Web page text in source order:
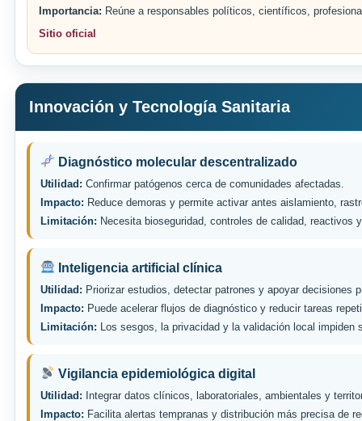
Importancia: Reúne a responsables políticos, científicos,
Sitio oficial
Innovación y Tecnología Sanitaria
Diagnóstico molecular descentralizado
Utilidad: Confirmar patógenos cerca de comunidades afectadas.
Impacto: Reduce demoras y permite activar antes aislamiento,
Limitación: Necesita bioseguridad, controles de calidad, reactivos
Inteligencia artificial clínica
Utilidad: Priorizar estudios, detectar patrones y apoyar decisiones
Impacto: Puede acelerar flujos de diagnóstico y reducir tareas
Limitación: Los sesgos, la privacidad y la validación local impiden
Vigilancia epidemiológica digital
Utilidad: Integrar datos clínicos, laboratoriales, ambientales y
Impacto: Facilita alertas tempranas y distribución más precisa de